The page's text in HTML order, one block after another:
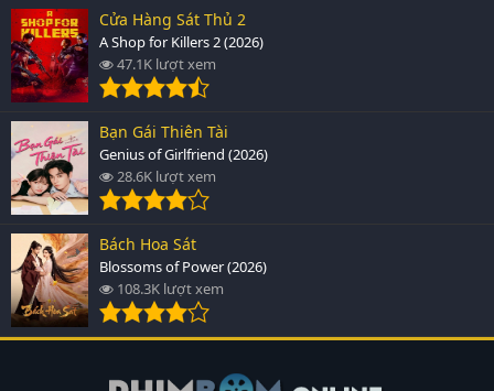
Cửa Hàng Sát Thủ 2
A Shop for Killers 2 (2026)
47.1K lượt xem
Bạn Gái Thiên Tài
Genius of Girlfriend (2026)
28.6K lượt xem
Bách Hoa Sát
Blossoms of Power (2026)
108.3K lượt xem